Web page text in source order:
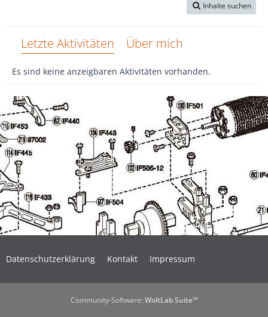
Inhalte suchen
Letzte Aktivitäten Über mich
Es sind keine anzeigbaren Aktivitäten vorhanden.
Datenschutzerklärung Kontakt Impressum
Community-Software: WoltLab Suite™